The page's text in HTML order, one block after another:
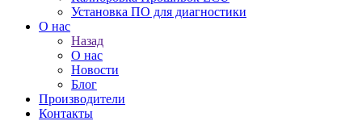
Установка ПО для диагностики
О нас
Назад
О нас
Новости
Блог
Производители
Контакты